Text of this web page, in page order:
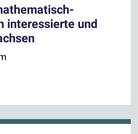
interessierte und